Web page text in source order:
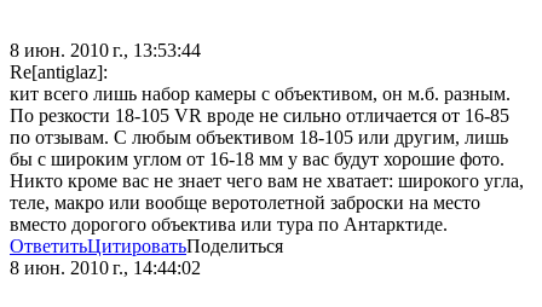
8 июн. 2010 г., 13:53:44
Re[antiglaz]:
кит всего лишь набор камеры с объективом, он м.б. разным.
По резкости 18-105 VR вроде не сильно отличается от 16-85
по отзывам. С любым объективом 18-105 или другим, лишь
бы с широким углом от 16-18 мм у вас будут хорошие фото.
Никто кроме вас не знает чего вам не хватает: широкого угла,
теле, макро или вообще веротолетной заброски на место
вместо дорогого объектива или тура по Антарктиде.
ОтветитьЦитироватьПоделиться
8 июн. 2010 г., 14:44:02